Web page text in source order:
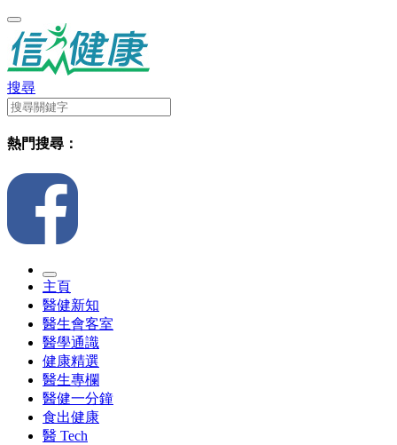
搜尋
熱門搜尋：
主頁
醫健新知
醫生會客室
醫學通識
健康精選
醫生專欄
醫健一分鐘
食出健康
醫 Tech